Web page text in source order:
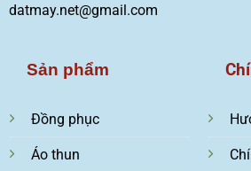
datmay.net@gmail.com
Sản phẩm
Đồng phục
Áo thun